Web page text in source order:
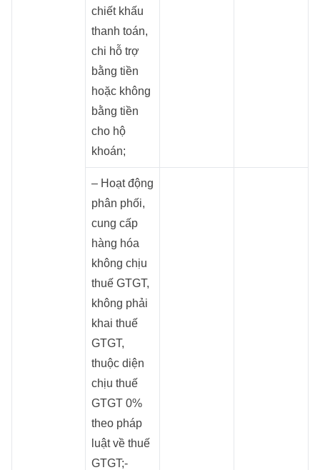
chiết khấu
thanh toán,
chi hỗ trợ
bằng tiền
hoặc không
bằng tiền
cho hộ
khoán;
– Hoạt động
phân phối,
cung cấp
hàng hóa
không chịu
thuế GTGT,
không phải
khai thuế
GTGT,
thuộc diện
chịu thuế
GTGT 0%
theo pháp
luật về thuế
GTGT;-